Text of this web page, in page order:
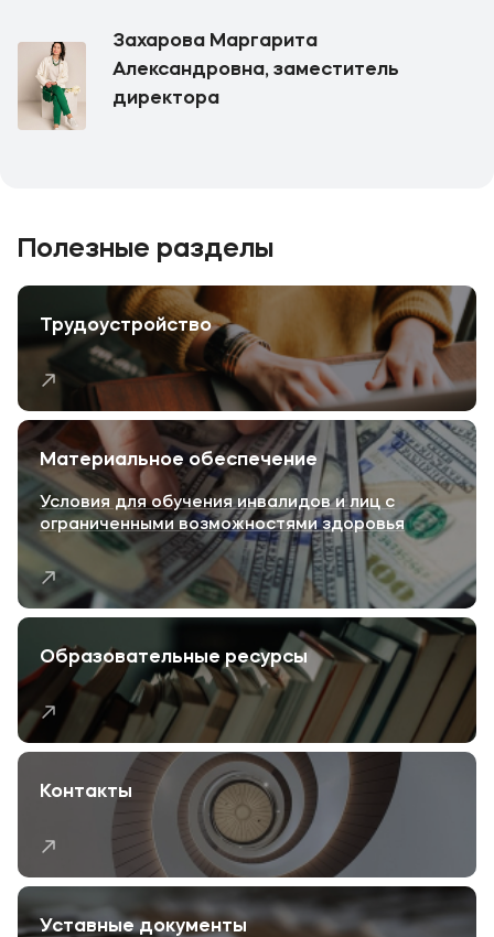
Захарова Маргарита
Александровна, заместитель
директора
Полезные разделы
Трудоустройство
Материальное обеспечение
Условия для обучения инвалидов и лиц с
ограниченными возможностями здоровья
Образовательные ресурсы
Контакты
Уставные документы